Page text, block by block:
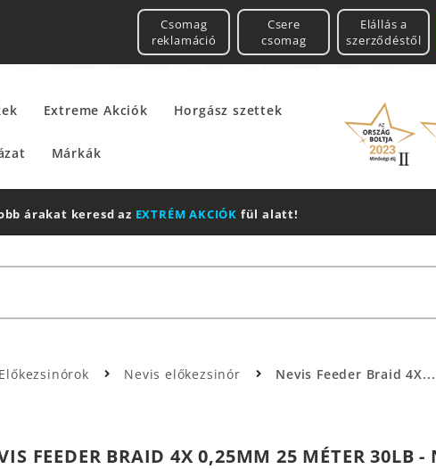
Csomag
reklamáció
Csere
csomag
Elállás a
szerződéstől
Extreme Akciók Horgász szettek
Márkák
árakat keresd az EXTRÉM AKCIÓK fül alatt!
Előkezsinórok Nevis előkezsinór Nevis Feeder Braid 4X...
FEEDER BRAID 4X 0,25MM 25 MÉTER 30LB